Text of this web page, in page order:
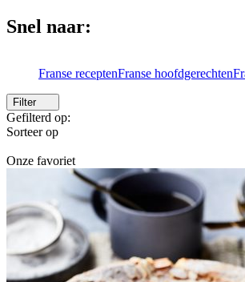
Snel naar:
Franse receptenFranse hoofdgerechten
Filter
Gefilterd op:
Sorteer op
Onze favoriet